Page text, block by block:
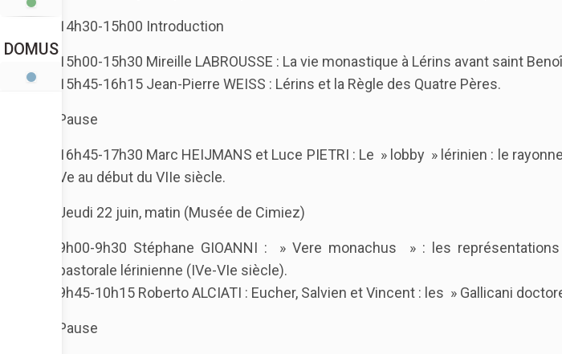
DOMUS
14h30-15h00 Introduction
15h00-15h30 Mireille LABROUSSE : La vie monastique à Lérins avant saint
15h45-16h15 Jean-Pierre WEISS : Lérins et la Règle des Quatre Pères.
Pause
16h45-17h30 Marc HEIJMANS et Luce PIETRI : Le » lobby » lérinien : le
Ve au début du VIIe siècle.
Jeudi 22 juin, matin (Musée de Cimiez)
9h00-9h30 Stéphane GIOANNI : » Vere monachus » : les
pastorale lérinienne (IVe-VIe siècle).
9h45-10h15 Roberto ALCIATI : Eucher, Salvien et Vincent : les » Gallicani
Pause